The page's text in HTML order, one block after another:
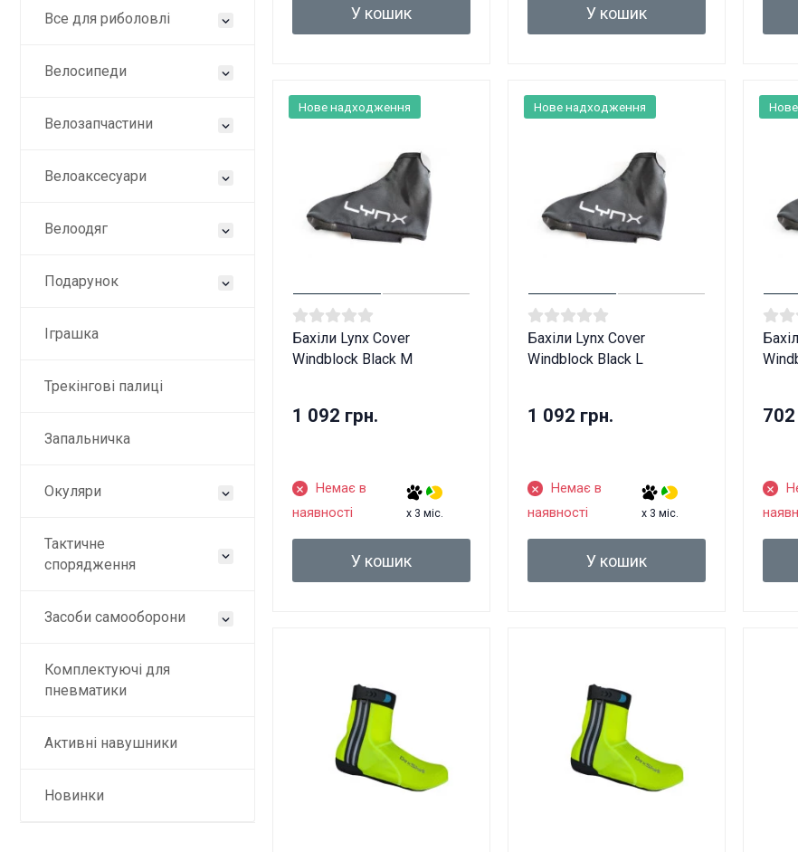
Все для риболовлі
Велосипеди
Велозапчастини
Велоаксесуари
Велоодяг
Подарунок
Іграшка
Трекінгові палиці
Запальничка
Окуляри
Тактичне
спорядження
Засоби самооборони
Комплектуючі для
пневматики
Активні навушники
Новинки
У кошик У кошик
Бахіли Lynx Cover
Windblock Black M
1 092 грн.
Немає в
наявності
x 3 міс.
У кошик
Нове надходження
Бахіли Lynx Cover
Windblock Black L
1 092 грн.
Немає в
наявності
x 3 міс.
У кошик
Нове надходження
702